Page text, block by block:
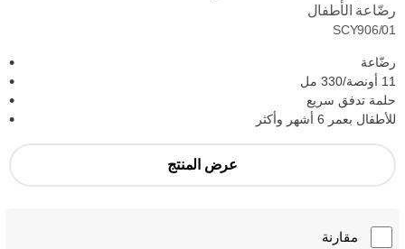
رضّاعة الأطفال
SCY906/01
رضّاعة
11 أونصة/330 مل
حلمة تدفق سريع
للأطفال بعمر 6 أشهر وأكثر
عرض المنتج
مقارنة